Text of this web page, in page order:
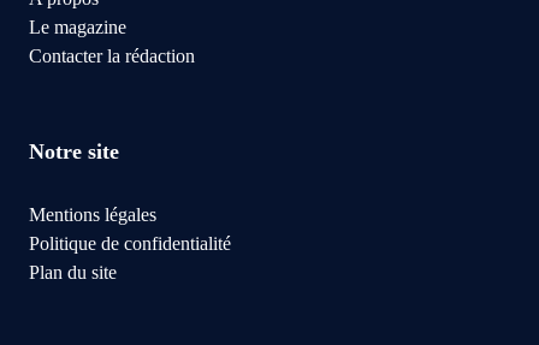
Le magazine
Contacter la rédaction
Notre site
Mentions légales
Politique de confidentialité
Plan du site